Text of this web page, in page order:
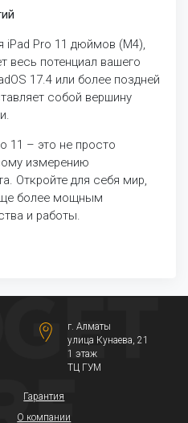
iPad Pro 11 дюймов (M4),
весь потенциал вашего
17.4 или более поздней
собой вершину
11 – это не просто
измерению
Откройте для себя мир,
более мощным
и работы.
г. Алматы
​улица Кунаева, 21​
1 этаж
ТЦ ГУМ
Гарантия
О компании